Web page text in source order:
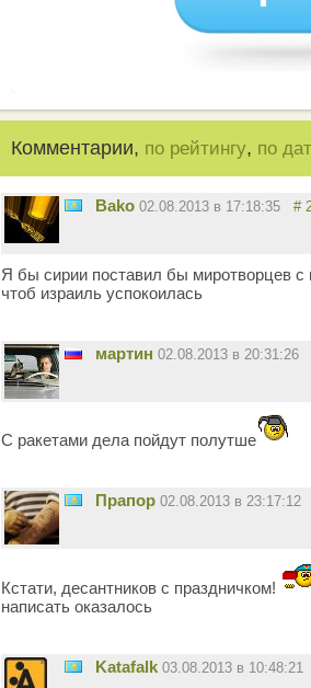
Комментарии, по рейтингу, по
Bako 02.08.2013 в 17:18:35 #
Я бы сирии поставил бы миротворцев с
чтоб израиль успокоилась
мартин 02.08.2013 в 20:31:26
С ракетами дела пойдут полутше
Прапор 02.08.2013 в 23:17:12
Кстати, десантников с праздничком!
написать оказалось
Katafalk 03.08.2013 в 10:48:21